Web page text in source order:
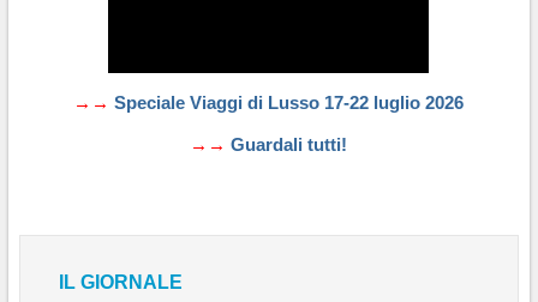
→→ Speciale Viaggi di Lusso 17-22 luglio 2026
→→ Guardali tutti!
IL GIORNALE